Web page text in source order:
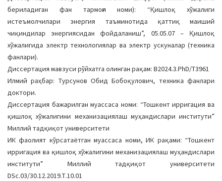
бериладиган фан тармоғи номи): “Қишлоқ хўжалиги
истеъмолчилари энергия таъминотида қаттиқ маиший
чиқиндилар энергиясидан фойдаланиш”, 05.05.07 – Қишлоқ
хўжалигида электр технологиялар ва электр ускуналар (техника
фанлари).
Диссертация мавзуси рўйхатга олинган рақам: В2024.3.PhD/Т3961
Илмий раҳбар: Турсунов Обид Бобоқулович, техника фанлари
доктори.
Диссертация бажарилган муассаса номи: “Тошкент ирригация ва
қишлоқ хўжалигини механизациялаш муҳандислари институти”
Миллий тадқиқот университети
ИК фаолият кўрсатаётган муассаса номи, ИК рақами: “Тошкент
ирригация ва қишлоқ хўжалигини механизациялаш муҳандислари
институти” Миллий тадқиқот университети
DSc.03/30.12.2019.Т.10.01